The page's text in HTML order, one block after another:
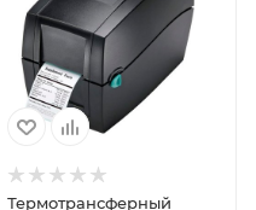
Термотрансферный